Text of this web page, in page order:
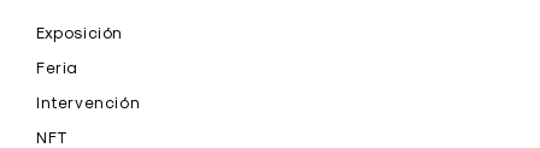
Exposición
Feria
Intervención
NFT